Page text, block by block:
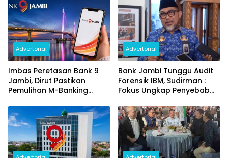
Advertorial
Imbas Peretasan Bank 9
Jambi, Dirut Pastikan
Pemulihan M-Banking
Advertorial
Bank Jambi Tunggu Audit
Forensik IBM, Sudirman :
Fokus Ungkap Penyebab
Rp144 Miliar